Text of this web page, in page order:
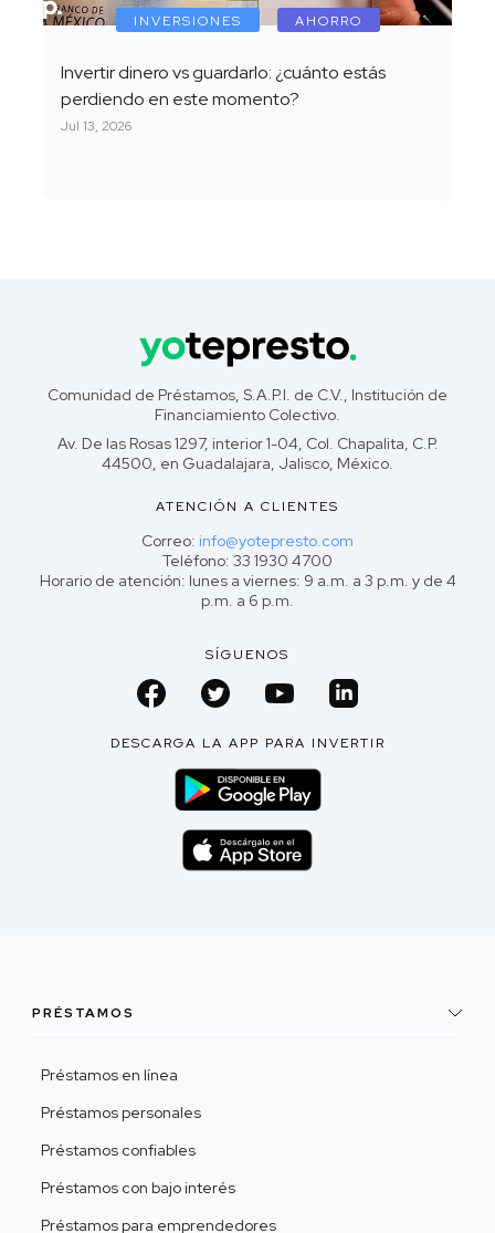
INVERSIONES AHORRO
Invertir dinero vs guardarlo: ¿cuánto estás
perdiendo en este momento?
Jul 13, 2026
Comunidad de Préstamos, S.A.P.I. de C.V., Institución de
Financiamiento Colectivo.
Av. De las Rosas 1297, interior 1-04, Col. Chapalita, C.P.
44500, en Guadalajara, Jalisco, México.
ATENCIÓN A CLIENTES
Correo: info@yotepresto.com
Teléfono: 33 1930 4700
Horario de atención: lunes a viernes: 9 a.m. a 3 p.m. y de 4
p.m. a 6 p.m.
SÍGUENOS
DESCARGA LA APP PARA INVERTIR
PRÉSTAMOS
Préstamos en línea
Préstamos personales
Préstamos confiables
Préstamos con bajo interés
Préstamos para emprendedores